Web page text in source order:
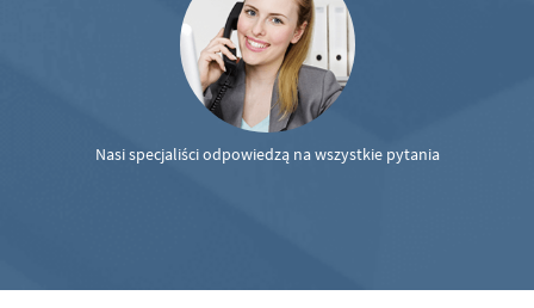
Nasi specjaliści odpowiedzą na wszystkie pytania